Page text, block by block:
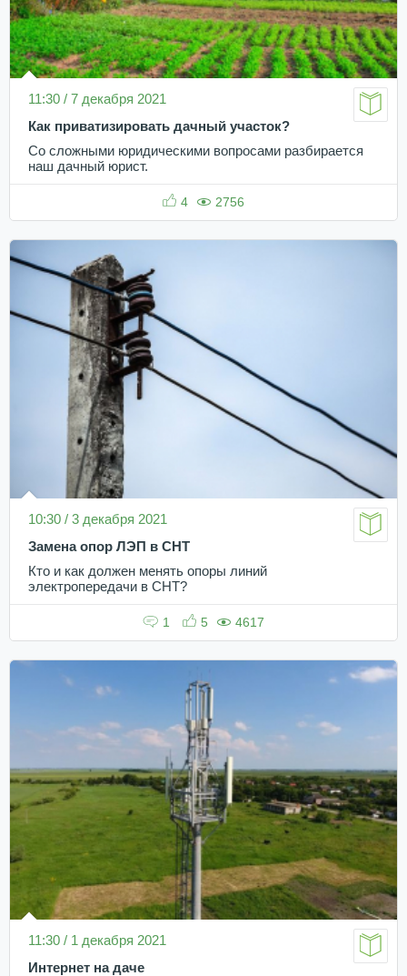
11:30 / 7 декабря 2021
Как приватизировать дачный участок?
Со сложными юридическими вопросами разбирается
наш дачный юрист.
4 2756
10:30 / 3 декабря 2021
Замена опор ЛЭП в СНТ
Кто и как должен менять опоры линий
электропередачи в СНТ?
1 5 4617
11:30 / 1 декабря 2021
Интернет на даче